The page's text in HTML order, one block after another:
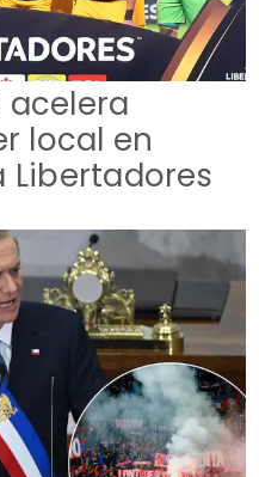
acelera
local en
Libertadores